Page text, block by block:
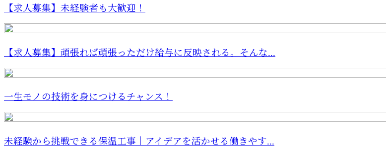
【求人募集】未経験者も大歓迎！
【求人募集】頑張れば頑張っただけ給与に反映される。そんな...
一生モノの技術を身につけるチャンス！
未経験から挑戦できる保温工事｜アイデアを活かせる働きやす...